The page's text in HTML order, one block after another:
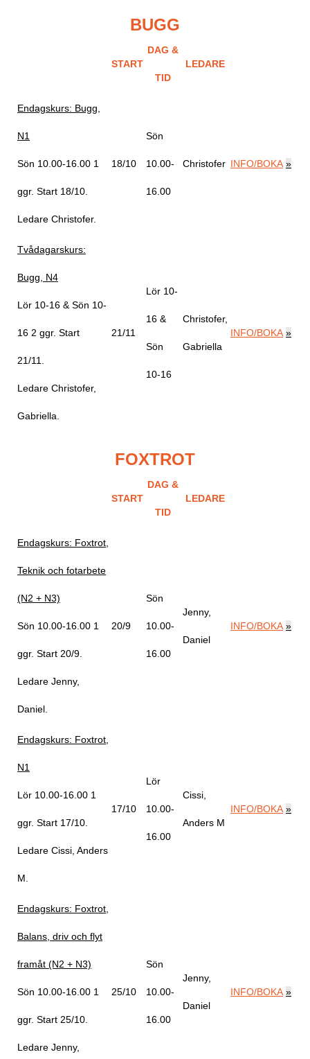
BUGG
START
DAG &
TID
LEDARE
Endagskurs: Bugg,
N1
Sön 10.00-16.00 1
ggr. Start 18/10
Ledare Christofer.
18/10
Sön
10.00-
16.00
Christofer INFO/BOKA »
Tvådagarskurs:
Bugg, N4
Lör 10-16 & Sön 10-
16 2 ggr. Start
21/11
Ledare Christofer,
Gabriella
21/11
Lör 10-
16 &
Sön
10-16
Christofer,
Gabriella
INFO/BOKA »
FOXTROT
START
DAG &
TID
LEDARE
Endagskurs: Foxtrot,
Teknik och fotarbete
(N2 + N3)
Sön 10.00-16.00 1
ggr. Start 20/9
Ledare Jenny,
Daniel
20/9
Sön
10.00-
16.00
Jenny,
Daniel
INFO/BOKA »
Endagskurs: Foxtrot,
N1
Lör 10.00-16.00 1
ggr. Start 17/10
Ledare Cissi, Anders
M
17/10
Lör
10.00-
16.00
Cissi,
Anders M
INFO/BOKA »
Endagskurs: Foxtrot,
Balans, driv och flyt
framåt (N2 + N3)
Sön 10.00-16.00 1
ggr. Start 25/10
Ledare Jenny,
25/10
Sön
10.00-
16.00
Jenny,
Daniel
INFO/BOKA »